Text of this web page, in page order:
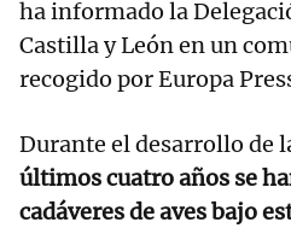
ha informado la
Castilla y León en un
recogido por Europa
Durante el desarrollo de
últimos cuatro años se
cadáveres de aves bajo